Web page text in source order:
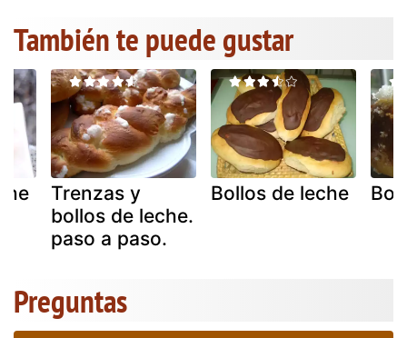
También te puede gustar
Trenzas y
bollos de leche.
paso a paso.
Bollos de leche
Preguntas